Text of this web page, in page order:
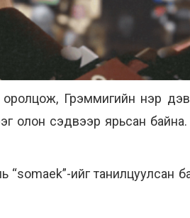
оролцож, Грэммигийн нэр
олон сэдвээр ярьсан
“somaek”-ийг танилцуулсан